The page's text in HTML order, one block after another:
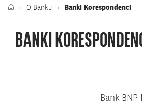
O Banku Banki Korespondenci
BANKI
Bank